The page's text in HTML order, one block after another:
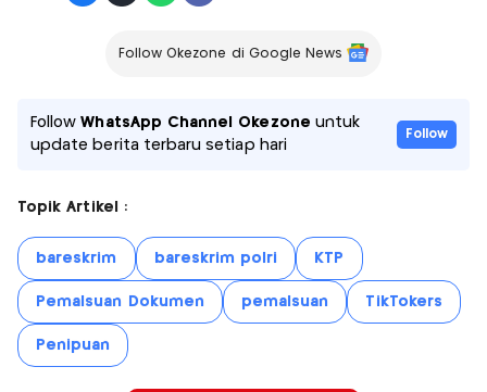
Follow Okezone di Google News
FollowWhatsApp Channel Okezone untuk
update berita terbaru setiap hari
Follow
Topik Artikel :
bareskrim bareskrim polri KTP
Pemalsuan Dokumen pemalsuan TikTokers
Penipuan